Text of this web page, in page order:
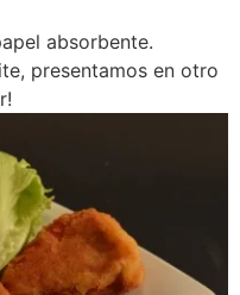
absorbente.
presentamos en otro